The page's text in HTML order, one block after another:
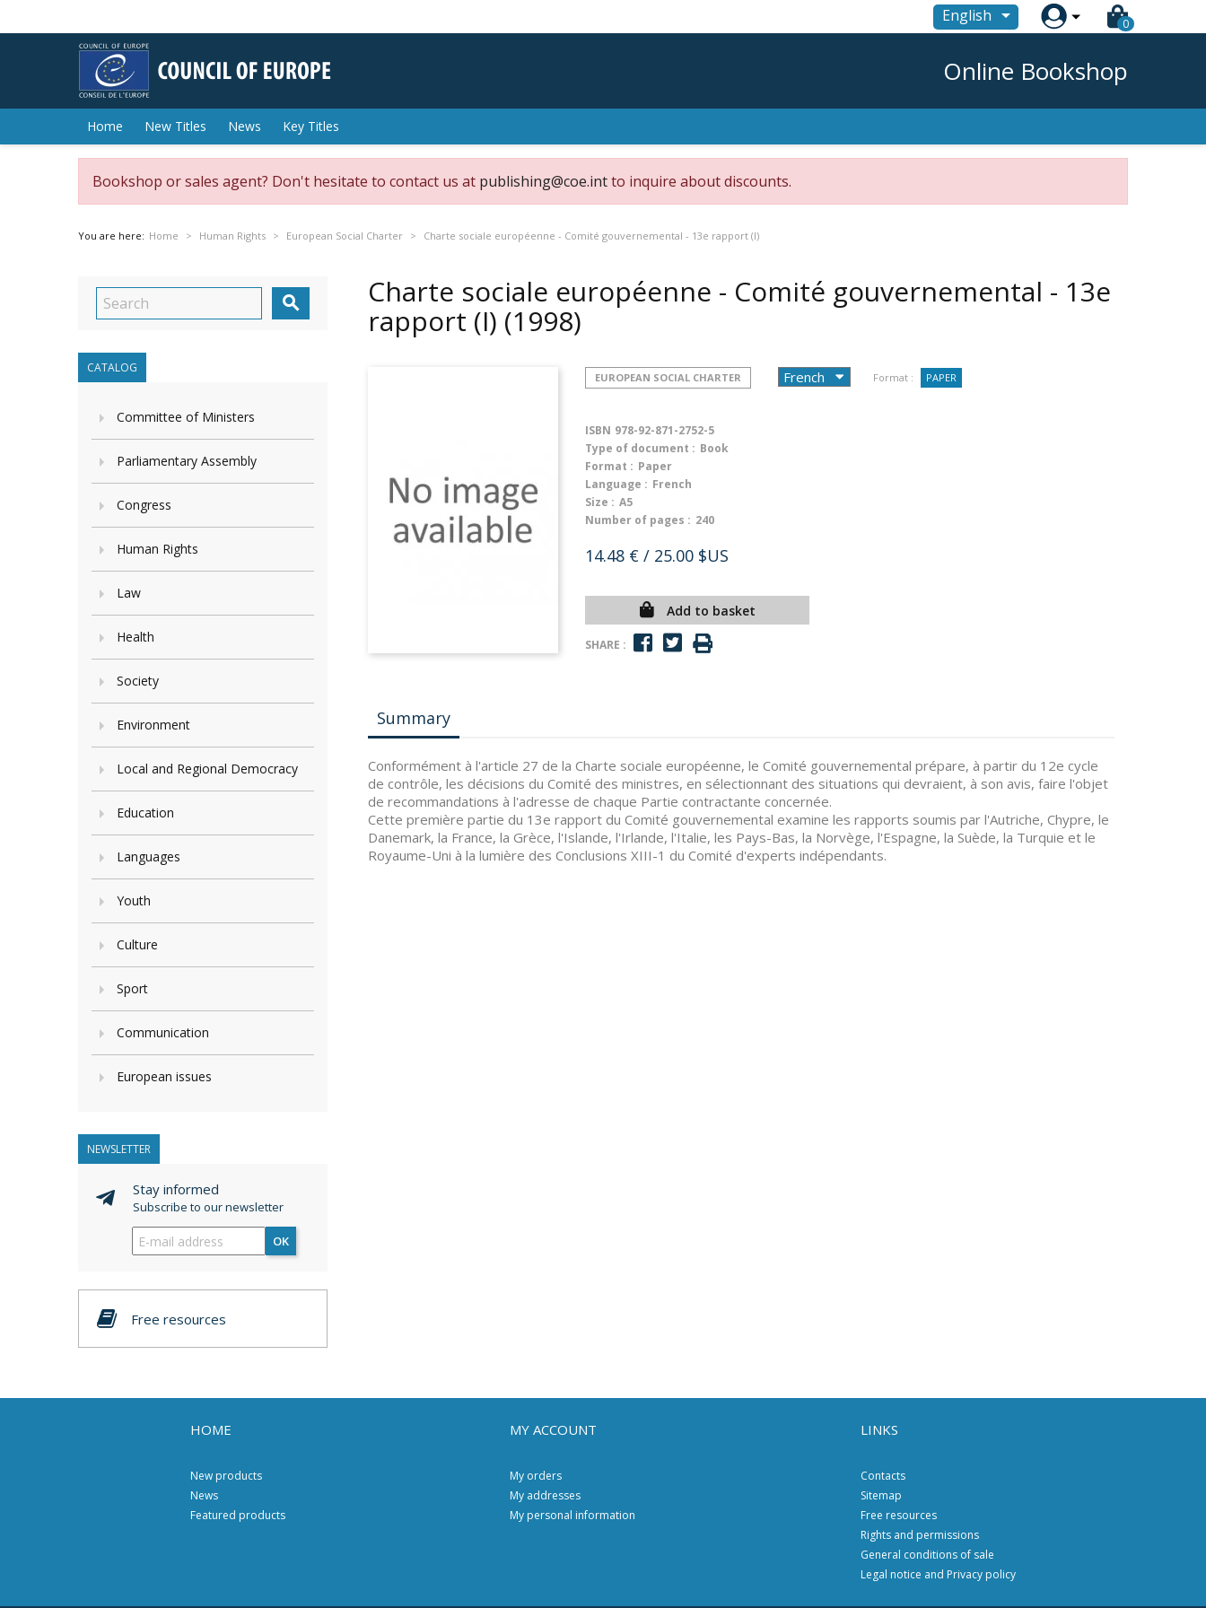
English  0
Online Bookshop
Home New Titles News Key Titles
Bookshop or sales agent? Don't hesitate to contact us at publishing@coe.intto inquire about discounts.
You are here: Home Human Rights European Social Charter Charte sociale européenne - Comité gouvernemental - 13e rapport (I)

CATALOG
Committee of Ministers
Parliamentary Assembly
Congress
Human Rights
Law
Health
Society
Environment
Local and Regional Democracy
Education
Languages
Youth
Culture
Sport
Communication
European issues
NEWSLETTER
Stay informed
Subscribe to our newsletter
OK
Free resources
Charte sociale européenne - Comité gouvernemental - 13e
rapport (I) (1998)
EUROPEAN SOCIAL CHARTER Format : PAPER
ISBN 978-92-871-2752-5
Type of document : Book
Format : Paper
Language : French
Size : A5
Number of pages : 240
14.48 € / 25.00 $US
Add to basket
SHARE :
Summary
Conformément à l'article 27 de la Charte sociale européenne, le Comité gouvernemental prépare, à partir du 12e cycle
de contrôle, les décisions du Comité des ministres, en sélectionnant des situations qui devraient, à son avis, faire l'objet
de recommandations à l'adresse de chaque Partie contractante concernée.
Cette première partie du 13e rapport du Comité gouvernemental examine les rapports soumis par l'Autriche, Chypre, le
Danemark, la France, la Grèce, l'Islande, l'Irlande, l'Italie, les Pays-Bas, la Norvège, l'Espagne, la Suède, la Turquie et le
Royaume-Uni à la lumière des Conclusions XIII-1 du Comité d'experts indépendants.
HOME
New products
News
Featured products
MY ACCOUNT
My orders
My addresses
My personal information
LINKS
Contacts
Sitemap
Free resources
Rights and permissions
General conditions of sale
Legal notice and Privacy policy